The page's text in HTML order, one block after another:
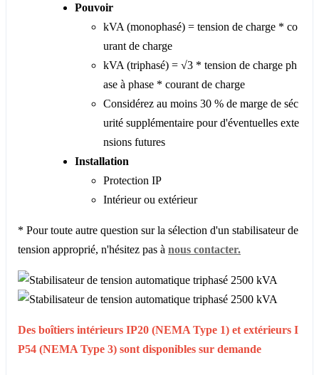
Pouvoir
kVA (monophasé) = tension de charge * co
urant de charge
kVA (triphasé) = √3 * tension de charge ph
ase à phase * courant de charge
Considérez au moins 30 % de marge de séc
urité supplémentaire pour d'éventuelles exte
nsions futures
Installation
Protection IP
Intérieur ou extérieur
* Pour toute autre question sur la sélection d'un stabilisateur de
tension approprié, n'hésitez pas à nous contacter.
Des boîtiers intérieurs IP20 (NEMA Type 1) et extérieurs I
P54 (NEMA Type 3) sont disponibles sur demande